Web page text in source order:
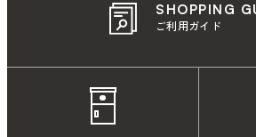
SHOPPING
ご利用ガイド